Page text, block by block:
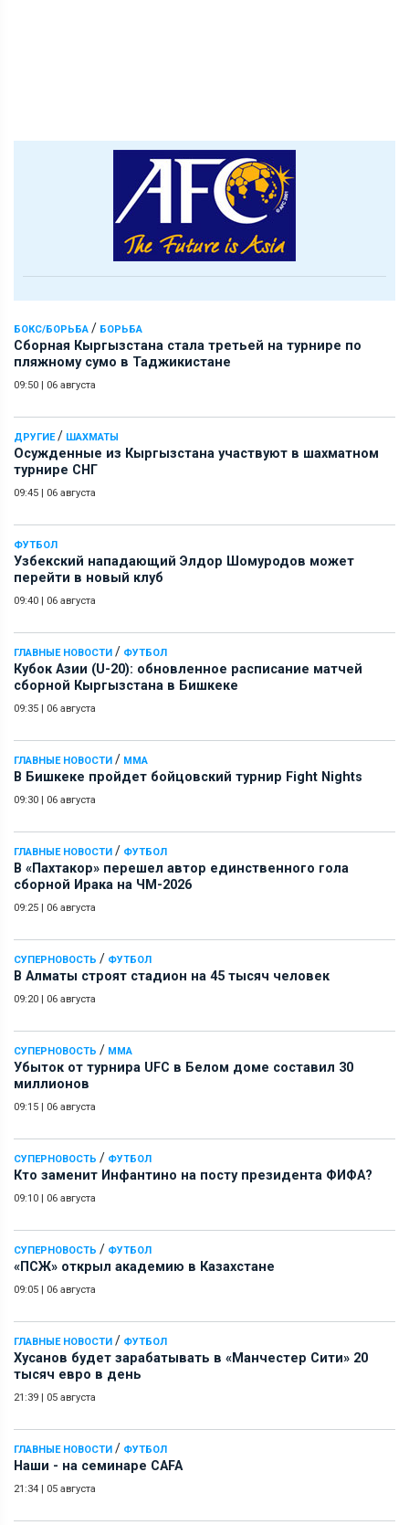
БОКС/БОРЬБА / БОРЬБА
Сборная Кыргызстана стала третьей на турнире по
пляжному сумо в Таджикистане
09:50 | 06 августа
ДРУГИЕ/ ШАХМАТЫ
Осужденные из Кыргызстана участвуют в шахматном
турнире СНГ
09:45 | 06 августа
ФУТБОЛ
Узбекский нападающий Элдор Шомуродов может
перейти в новый клуб
09:40 | 06 августа
ГЛАВНЫЕ НОВОСТИ / ФУТБОЛ
Кубок Азии (U-20): обновленное расписание матчей
сборной Кыргызстана в Бишкеке
09:35 | 06 августа
ГЛАВНЫЕ НОВОСТИ / ММА
В Бишкеке пройдет бойцовский турнир Fight Nights
09:30 | 06 августа
ГЛАВНЫЕ НОВОСТИ / ФУТБОЛ
В «Пахтакор» перешел автор единственного гола
сборной Ирака на ЧМ-2026
09:25 | 06 августа
СУПЕРНОВОСТЬ / ФУТБОЛ
В Алматы строят стадион на 45 тысяч человек
09:20 | 06 августа
СУПЕРНОВОСТЬ / ММА
Убыток от турнира UFC в Белом доме составил 30
миллионов
09:15 | 06 августа
СУПЕРНОВОСТЬ / ФУТБОЛ
Кто заменит Инфантино на посту президента ФИФА?
09:10 | 06 августа
СУПЕРНОВОСТЬ / ФУТБОЛ
«ПСЖ» открыл академию в Казахстане
09:05 | 06 августа
ГЛАВНЫЕ НОВОСТИ / ФУТБОЛ
Хусанов будет зарабатывать в «Манчестер Сити» 20
тысяч евро в день
21:39 | 05 августа
ГЛАВНЫЕ НОВОСТИ / ФУТБОЛ
Наши - на семинаре СAFA
21:34 | 05 августа